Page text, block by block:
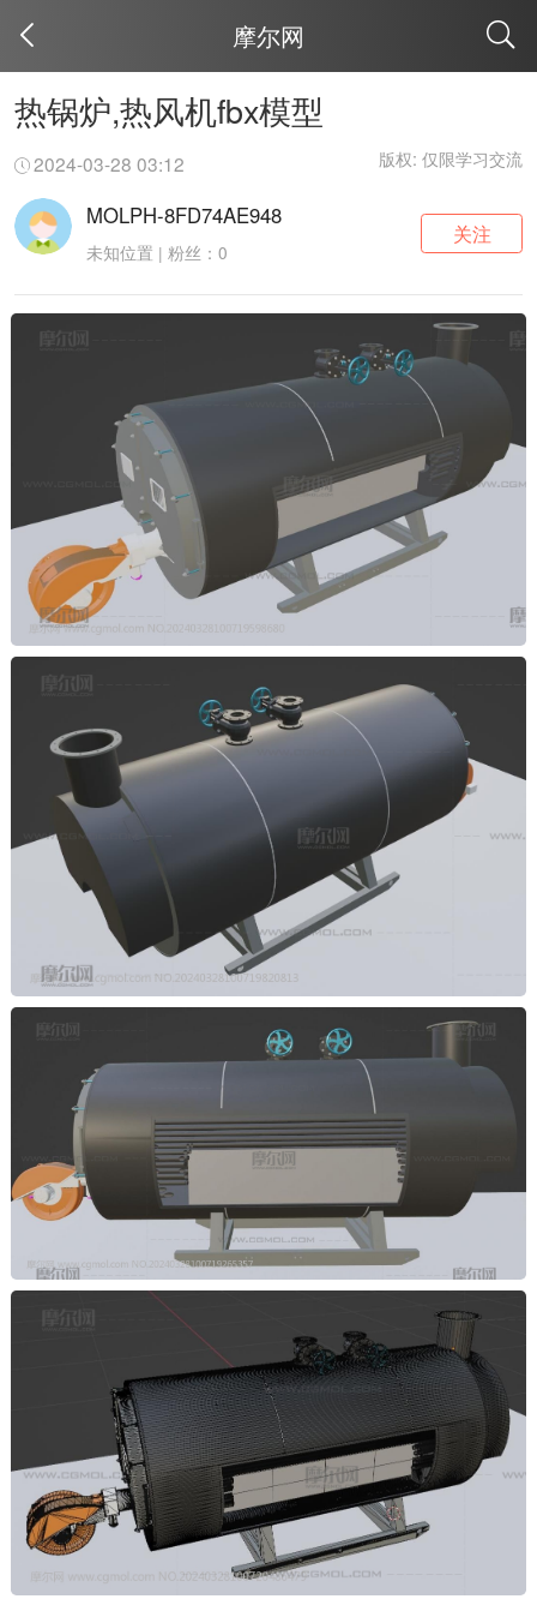
摩尔网
热锅炉,热风机fbx模型
2024-03-28 03:12 版权: 仅限学习交流
MOLPH-8FD74AE948
未知位置 | 粉丝：0
关注
取消